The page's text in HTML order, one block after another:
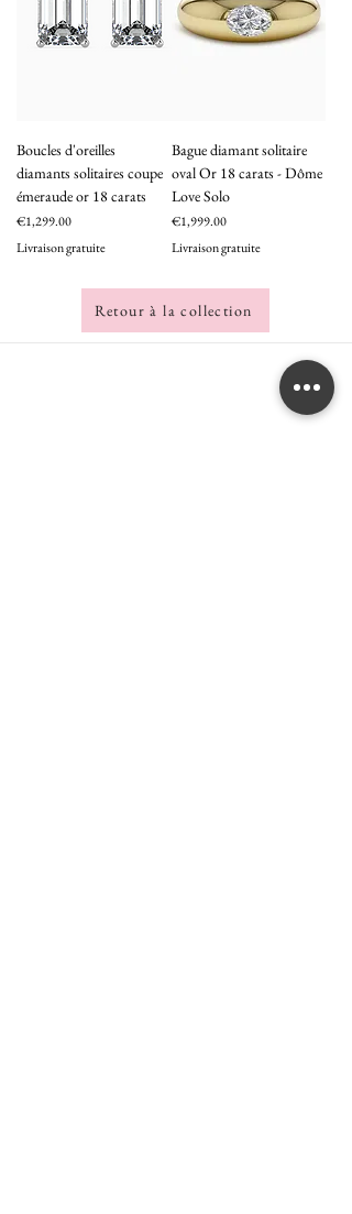
Boucles d'oreilles
diamants solitaires coupe
émeraude or 18 carats
Price
€1,299.00
Livraison gratuite
Bague diamant solitaire
oval Or 18 carats - Dôme
Love Solo
Price
€1,999.00
Livraison gratuite
Retour à la collection